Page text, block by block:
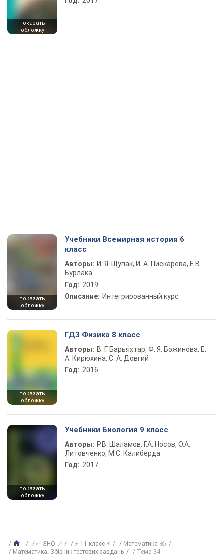
показать
обложку
показать
обложку
Учебники Всемирная история 6
класс
Авторы: И. Я. Щупак, И. А. Пискарева, Е.В.
Бурлака
Год: 2019
Описание: Интегрированный курс
показать
обложку
ГДЗ Физика 8 класс
Авторы: В. Г. Барьяхтар, Ф. Я. Божинова, Е.
А. Кирюхина, С. А. Довгий
Год: 2016
показать
обложку
Учебники Биология 9 класс
Авторы: Р.В. Шаламов, Г.А. Носов, О.А.
Литовченко, М.С. Калиберда
Год: 2017
✅ ЗНО ✅ ⚡ 11 класс ⚡
Математика ✍
Математика. Збірник тестових завдань
Тема 34